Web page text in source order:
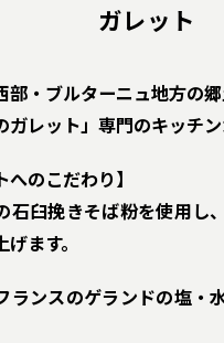
ガレット
部・ブルターニュ地方の
ガレット」専門のキッチン
へのこだわり】
石臼挽きそば粉を使用し
ます。
ランスのゲランドの塩・